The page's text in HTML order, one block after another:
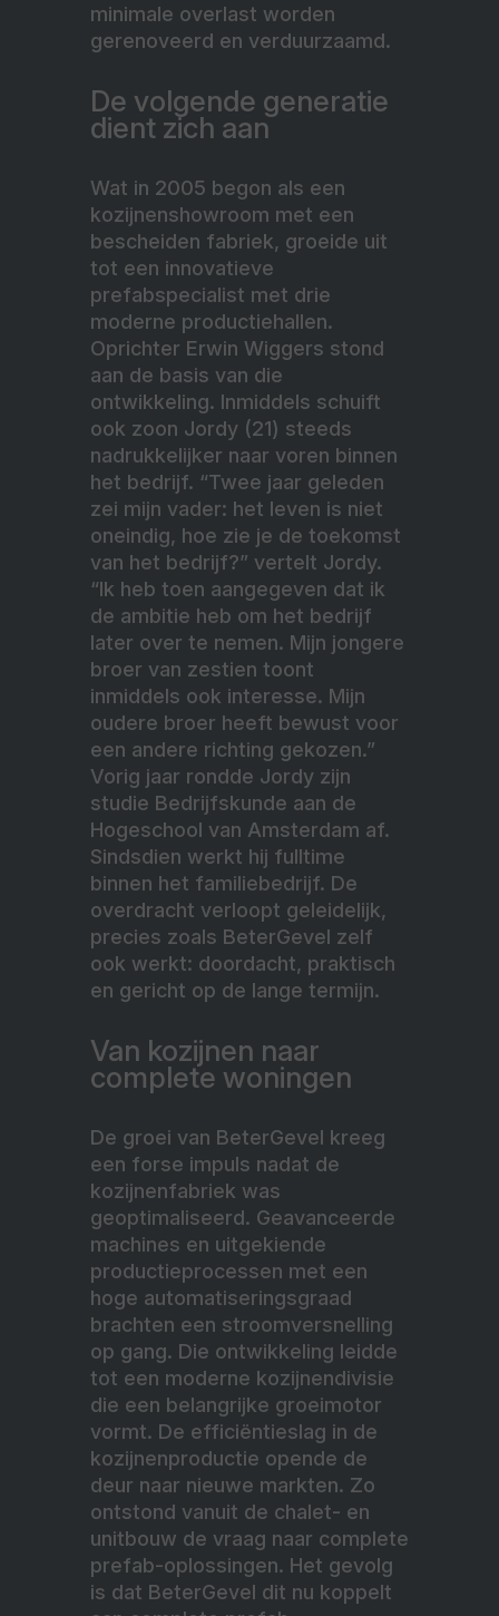
minimale overlast worden
gerenoveerd en verduurzaamd.
De volgende generatie
dient zich aan
Wat in 2005 begon als een
kozijnenshowroom met een
bescheiden fabriek, groeide uit
tot een innovatieve
prefabspecialist met drie
moderne productiehallen.
Oprichter Erwin Wiggers stond
aan de basis van die
ontwikkeling. Inmiddels schuift
ook zoon Jordy (21) steeds
nadrukkelijker naar voren binnen
het bedrijf. “Twee jaar geleden
zei mijn vader: het leven is niet
oneindig, hoe zie je de toekomst
van het bedrijf?” vertelt Jordy.
“Ik heb toen aangegeven dat ik
de ambitie heb om het bedrijf
later over te nemen. Mijn jongere
broer van zestien toont
inmiddels ook interesse. Mijn
oudere broer heeft bewust voor
een andere richting gekozen.”
Vorig jaar rondde Jordy zijn
studie Bedrijfskunde aan de
Hogeschool van Amsterdam af.
Sindsdien werkt hij fulltime
binnen het familiebedrijf. De
overdracht verloopt geleidelijk,
precies zoals BeterGevel zelf
ook werkt: doordacht, praktisch
en gericht op de lange termijn.
Van kozijnen naar
complete woningen
De groei van BeterGevel kreeg
een forse impuls nadat de
kozijnenfabriek was
geoptimaliseerd. Geavanceerde
machines en uitgekiende
productieprocessen met een
hoge automatiseringsgraad
brachten een stroomversnelling
op gang. Die ontwikkeling leidde
tot een moderne kozijnendivisie
die een belangrijke groeimotor
vormt. De efficiëntieslag in de
kozijnenproductie opende de
deur naar nieuwe markten. Zo
ontstond vanuit de chalet- en
unitbouw de vraag naar complete
prefab-oplossingen. Het gevolg
is dat BeterGevel dit nu koppelt